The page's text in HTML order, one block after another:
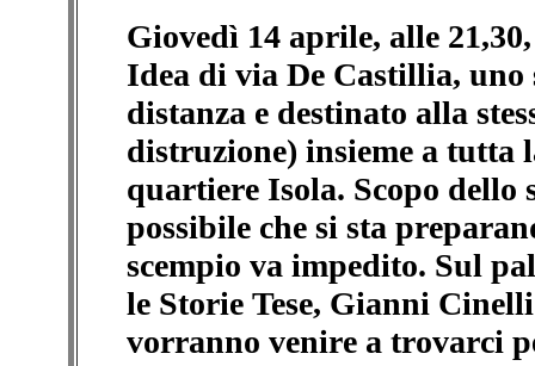
Giovedì 14 aprile, alle
Idea di via De Castillia,
distanza e destinato alla
distruzione) insieme a
quartiere Isola. Scopo dello
possibile che si sta
scempio va impedito. Sul
le Storie Tese, Gianni
vorranno venire a trovarci